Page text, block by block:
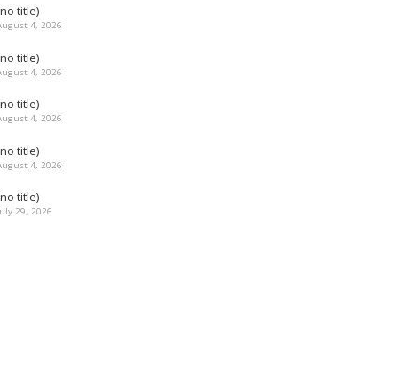
title)
4, 2026
title)
4, 2026
title)
4, 2026
title)
4, 2026
title)
29, 2026